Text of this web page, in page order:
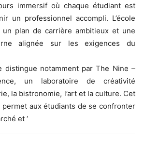
immersif où chaque étudiant est
un professionnel accompli. L’école
plan de carrière ambitieux et une
alignée sur les exigences du
distingue notamment par The Nine –
un laboratoire de créativité
la bistronomie, l’art et la culture. Cet
permet aux étudiants de se confronter
et ‘